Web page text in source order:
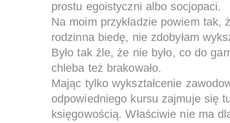
prostu egoistyczni albo socjopaci.
Na moim przykładzie powiem tak,
rodzinna biedę, nie zdobyłam
Było tak źle, że nie było, co do
chleba też brakowało.
Mając tylko wykształcenie
odpowiedniego kursu zajmuje się
księgowością. Właściwie nie ma